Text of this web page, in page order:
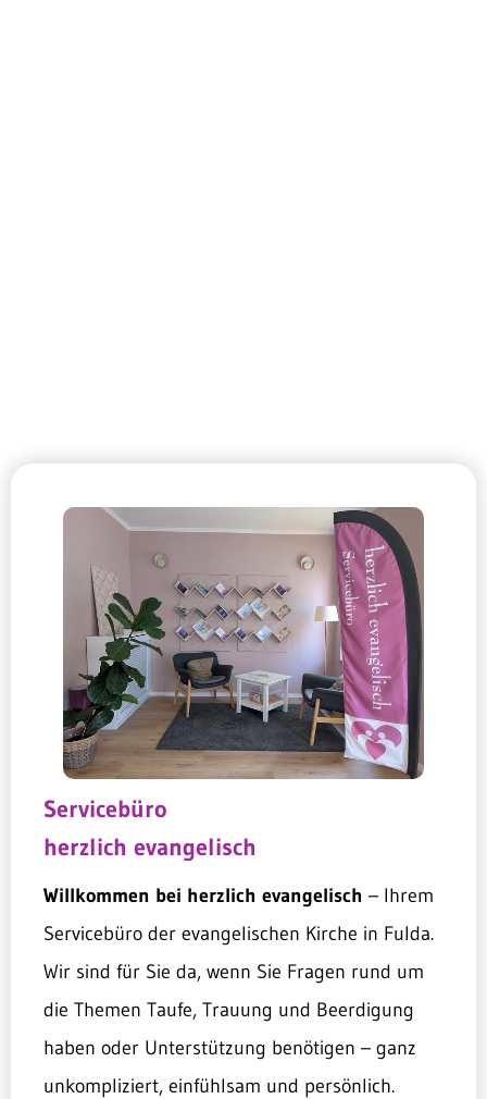
Servicebüro
herzlich evangelisch
Willkommen bei herzlich evangelisch – Ihrem
Servicebüro der evangelischen Kirche in Fulda.
Wir sind für Sie da, wenn Sie Fragen rund um
die Themen Taufe, Trauung und Beerdigung
haben oder Unterstützung benötigen – ganz
unkompliziert, einfühlsam und persönlich.